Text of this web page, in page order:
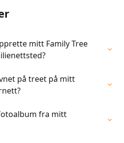
mitt Family Tree
på treet på mitt
fra mitt